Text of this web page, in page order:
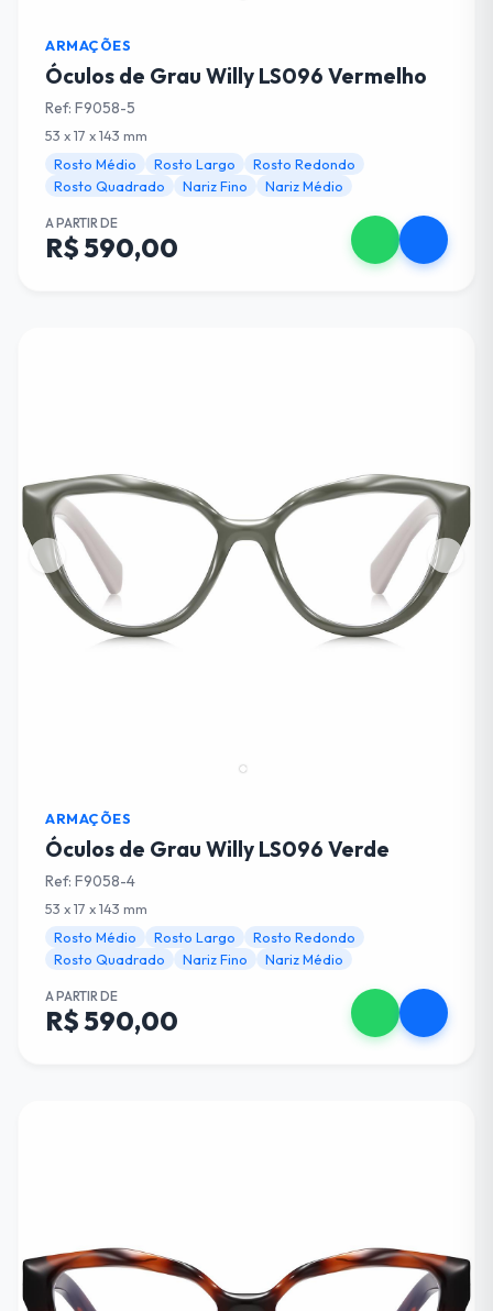
ARMAÇÕES
Óculos de Grau Willy LS096 Vermelho
Ref: F9058-5
53 x 17 x 143 mm
Rosto Médio
Rosto Largo
Rosto Redondo
Rosto Quadrado
Nariz Fino Nariz Médio
A PARTIR DE
R$ 590,00
ARMAÇÕES
Óculos de Grau Willy LS096 Verde
Ref: F9058-4
53 x 17 x 143 mm
Rosto Médio
Rosto Largo
Rosto Redondo
Rosto Quadrado
Nariz Fino Nariz Médio
A PARTIR DE
R$ 590,00